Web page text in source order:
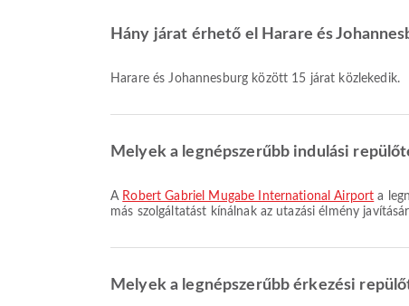
Hány járat érhető el Harare és
Harare és Johannesburg között 15 járat közlekedik.
Melyek a legnépszerűbb indulási
A Robert Gabriel Mugabe International Airport a
más szolgáltatást kínálnak az utazási élmény
Melyek a legnépszerűbb érkezési